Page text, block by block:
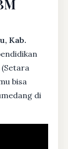
Kab.
(Setara
bisa
di